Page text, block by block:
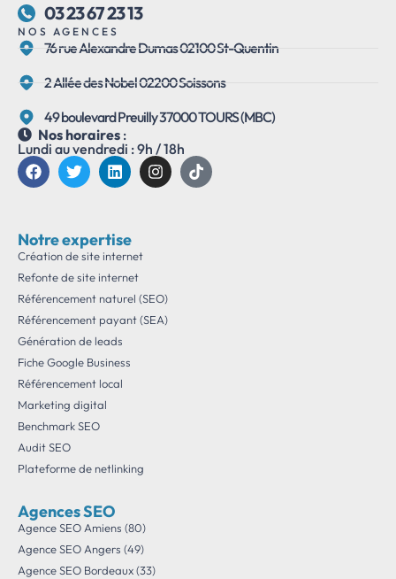
03 23 67 23 13
NOS AGENCES
76 rue Alexandre Dumas 02100 St-Quentin
2 Allée des Nobel 02200 Soissons
49 boulevard Preuilly 37000 TOURS (MBC)
Nos horaires :
Lundi au vendredi : 9h / 18h
Notre expertise
Création de site internet
Refonte de site internet
Référencement naturel (SEO)
Référencement payant (SEA)
Génération de leads
Fiche Google Business
Référencement local
Marketing digital
Benchmark SEO
Audit SEO
Plateforme de netlinking
Agences SEO
Agence SEO Amiens (80)
Agence SEO Angers (49)
Agence SEO Bordeaux (33)